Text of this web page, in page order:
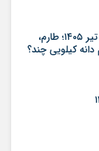
قیمت جدید انواع برنج ایرانی تیر ۱۴۰۵؛ طارم،
کیلویی چند؟